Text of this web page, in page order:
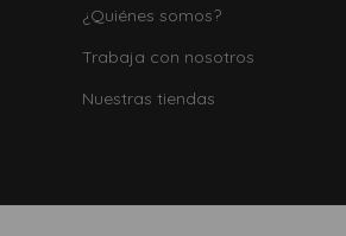
¿Quiénes somos?
Trabaja con nosotros
Nuestras tiendas